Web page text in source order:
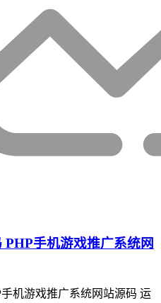
手机游戏推广系统网
机游戏推广系统网站源码 运